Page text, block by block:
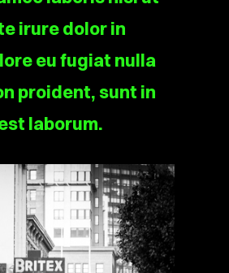
irure dolor in
eu fugiat nulla
proident, sunt in
laborum.